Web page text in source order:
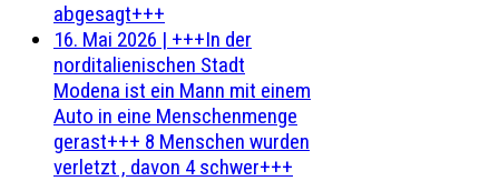
abgesagt+++
16. Mai 2026 | +++In der
norditalienischen Stadt
Modena ist ein Mann mit einem
Auto in eine Menschenmenge
gerast+++ 8 Menschen wurden
verletzt , davon 4 schwer+++